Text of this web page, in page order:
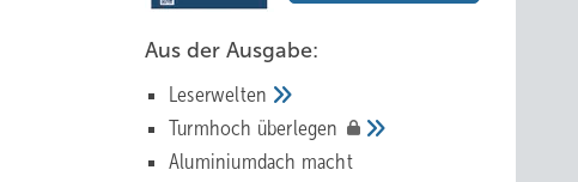
Aus der Ausgabe:
Leserwelten
Tur mhoch überlegen
Aluminiumdach macht